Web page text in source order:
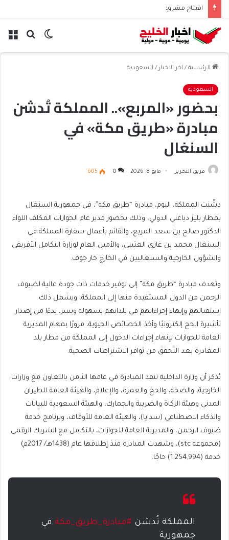
افتتاح مشروع سينمائي قطري موسع لتعزيز الأصوات في تشيلي
بحث الوضع
الرئيسية / اخر الاخبار / السعودية
السعودية
بحضور «المربع».. المملكة تُدشن
مبادرة «طريق مكة» في
السنغال
فريق التحرير مايو 8, 2026 0
605
دشّنت المملكة، اليوم، مبادرة “طريق مكة”، في جمهورية السنغال
بمطار بليز دياغني الدولي، وذلك بحضور مدير عام الجوازات المكلف اللواء
الدكتور صالح بن سعد المربع، والقائم بأعمال سفارة المملكة في
السنغال محمد بن غازي العتيبي، والأمين العام لوزارة التكامل الأفريقي
والشؤون الخارجية والسنغاليين في الخارج خار جوف.
وتهدف مبادرة “طريق مكة” إلى توفير خدمات ذات جودة عالية لضيوف
الرحمن من الدول المستفيدة منها إلى المملكة، ويشمل ذلك
استقبالهم وإنهاء إجراءاتهم في بلدانهم بسهولة ويسر، بدءًا من إصدار
تأشيرة الحج إلكترونيًا وأخذ الخصائص الحيوية، مرورًا بمهام المديرية
العامة للجوازات لإنهاء إجراءات الدخول إلى المملكة من مطار بلد
المغادرة بعد التحقق من توافر الاشتراطات الصحية.
يُذكر أن وزارة الداخلية تنفذ المبادرة في عامها الثامن بالتعاون مع وزارات
الخارجية، والصحة، والحج والعمرة، والإعلام، والهيئة العامة للطيران
المدني وهيئة الزكاة والضريبة والجمارك، والهيئة السعودية للبيانات
والذكاء الاصطناعي (سدايا)، والهيئة العامة للأوقاف، وبرنامج خدمة
ضيوف الرحمن، والمديرية العامة للجوازات، بالتكامل مع الشريك الرقمي
(مجموعة stc)، وشهدت المبادرة منذ إطلاقها عام (1438هـ/ 2017م)
خدمة (1,254,994) حاجًا.
المملكة تُدشن #مبادرة_طريق_مكة في
جمهورية